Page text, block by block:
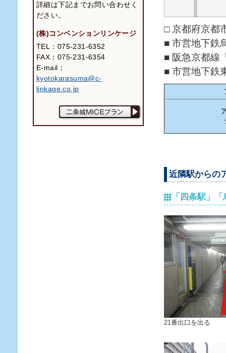
詳細は下記までお問い合わせく
ださい。
(株)コンベンションリンケージ
TEL：075-231-6352
FAX：075-231-6354
E-mail：
kyotokarasuma@c-
linkage.co.jp
□ 京都府京都
■ 市営地下
■ 阪急京都
■ 市営地下
近隣駅からの
「四条駅」
21番出口を出る